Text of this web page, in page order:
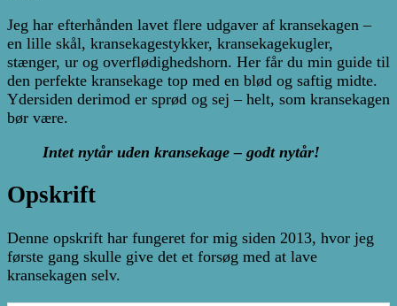
Jeg har efterhånden lavet flere udgaver af kransekagen –
en lille skål, kransekagestykker, kransekagekugler,
stænger, ur og overflødighedshorn. Her får du min guide til
den perfekte kransekage top med en blød og saftig midte.
Ydersiden derimod er sprød og sej – helt, som kransekagen
bør være.
Intet nytår uden kransekage – godt nytår!
Opskrift
Denne opskrift har fungeret for mig siden 2013, hvor jeg
første gang skulle give det et forsøg med at lave
kransekagen selv.